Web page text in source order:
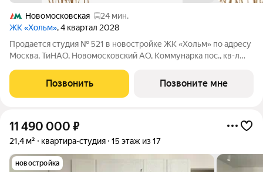
Новомосковская
24 мин.
ЖК «Хольм», 4 квартал 2028
Продается студия № 521 в новостройке ЖК «Хольм» по адресу
Москва, ТиНАО, Новомосковский АО, Коммунарка пос., кв-л
16. Тип проекта, по которому построен дом монолит, компания-
застройщик
Позвонить Позвоните мне
11 490 000 ₽
21,4 м² квартира-студия 15 этаж из 17
новостройка